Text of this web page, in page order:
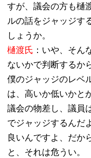
すが、議会の方も樋
ルの話をジャッジす
しょうか。
樋渡氏 ：いや、そん
ないかで判断するか
僕のジャッジのレベ
は、高いか低いかと
議会の物差し、議員
でジャッジするんだ
良いんですよ、だか
と、それは危うい。